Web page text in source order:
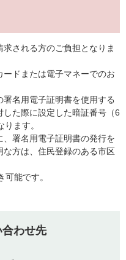
求される方のご負担となりま
ードまたは電子マネーでのお
署名用電子証明書を使用する
た際に設定した暗証番号（6
ます。
、署名用電子証明書の発行を
方は、住民登録のある市区
可能です。
わせ先